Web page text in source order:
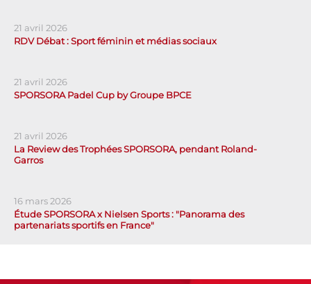
21 avril 2026
RDV Débat : Sport féminin et médias sociaux
21 avril 2026
SPORSORA Padel Cup by Groupe BPCE
21 avril 2026
La Review des Trophées SPORSORA, pendant Roland-
Garros
16 mars 2026
Étude SPORSORA x Nielsen Sports : "Panorama des
partenariats sportifs en France"